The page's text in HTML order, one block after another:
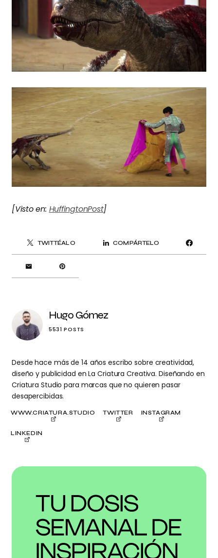
[Visto en: HuffingtonPost]
TWITTÉALO COMPÁRTELO
Hugo Gómez
5531 POSTS
Desde hace más de 14 años escribo sobre creatividad,
diseño y publicidad en La Criatura Creativa. Diseñando en
Criatura Studio para marcas que no quieren pasar
desapercibidas.
WWW.CRIATURA.STUDIO TWITTER INSTAGRAM
LINKEDIN